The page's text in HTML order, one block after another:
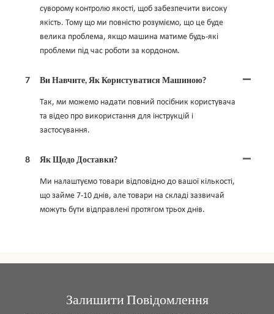
суворому контролю якості, щоб забезпечити високу
якість. Тому що ми повністю розуміємо, що це буде
велика проблема, якщо машина матиме будь-які
проблеми під час роботи за кордоном.
7 Ви Навчите, Як Користуватися Машиною?
Так, ми можемо надати повний посібник користувача
та відео про використання для інструкцій і
застосування.
8 Як Щодо Доставки?
Ми налаштуємо товари відповідно до вашої кількості,
що займе 7-10 днів, але товари на складі зазвичай
можуть бути відправлені протягом трьох днів.
Залишити Повідомлення